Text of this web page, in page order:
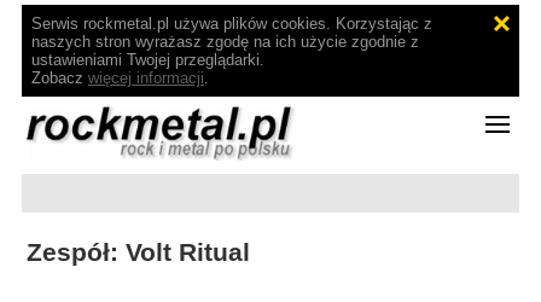
Serwis rockmetal.pl używa plików cookies. Korzystając z
naszych stron wyrażasz zgodę na ich użycie zgodnie z
ustawieniami Twojej przeglądarki.
Zobacz więcej informacji.
Zespół: Volt Ritual